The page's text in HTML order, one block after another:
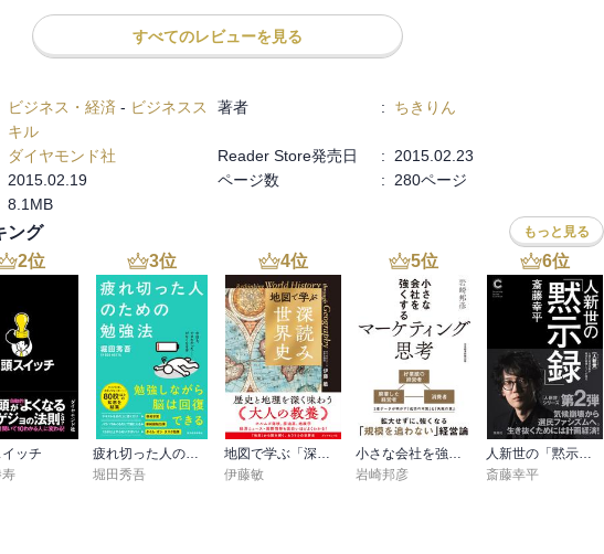
すべてのレビューを見る
ビジネス・経済 - ビジネスス
キル
著者 : ちきりん
ダイヤモンド社 Reader Store発売日 :
2015.02.23
2015.02.19 ページ数 :
280ページ
8.1MB
ング もっと見る
2位
ッチ
3位
疲れ切った人のための勉強法
堀田秀吾
4位
地図で学ぶ「深読み」世界史
伊藤敏
5位
小さな会社を強くするマーケティング思考
岩崎邦彦
6位
人新世の「黙示録」（集英社シリーズ・コモン）
斎藤幸平